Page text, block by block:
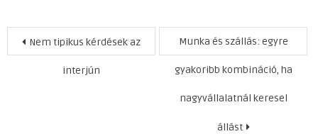
Bejegyzés
navigáció
Nem tipikus kérdések az
interjún
Munka és szállás: egyre
gyakoribb kombináció, ha
nagyvállalatnál keresel
állást